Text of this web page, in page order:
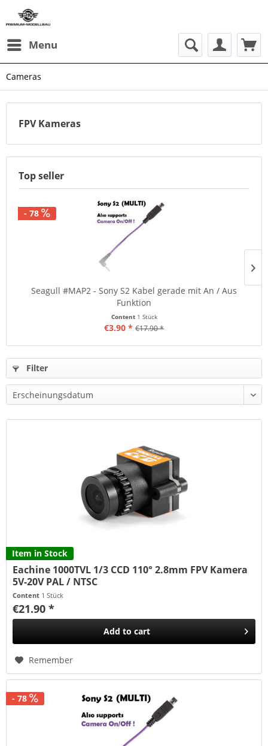
Menu
Cameras
FPV Kameras
Top seller
- 78
Seagull #MAP2 - Sony S2 Kabel gerade mit An / Aus
Funktion
Content 1 Stück
€3.90 * €17.90 *
Filter
Item in Stock
Eachine 1000TVL 1/3 CCD 110° 2.8mm FPV Kamera
5V-20V PAL / NTSC
Content 1 Stück
€21.90 *
Add to cart
Remember
- 78